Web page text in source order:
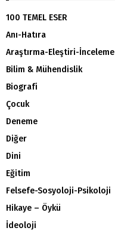
100 TEMEL ESER
Anı-Hatıra
Araştırma-Eleştiri-İnceleme
Bilim & Mühendislik
Biografi
Çocuk
Deneme
Diğer
Dini
Eğitim
Felsefe-Sosyoloji-Psikoloji
Hikaye – Öykü
İdeoloji